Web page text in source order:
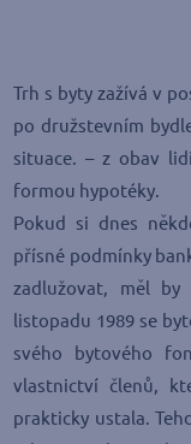
Trh s byty zažívá v
po družstevním
situace. – z obav
formou hypotéky.
Pokud si dnes
přísné podmínky
zadlužovat, měl
listopadu 1989 se
svého bytového
vlastnictví členů,
prakticky ustala.